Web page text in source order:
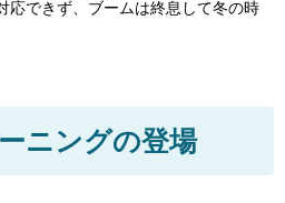
応できず、ブームは終息して冬の時
ニングの登場